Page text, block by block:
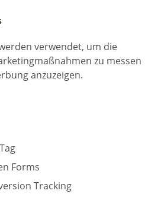
verwendet, um die
zu messen
anzuzeigen.
Forms
Tracking